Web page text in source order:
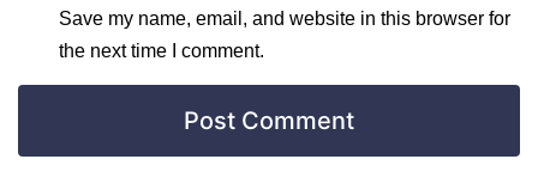
Save my name, email, and website in this browser for
the next time I comment.